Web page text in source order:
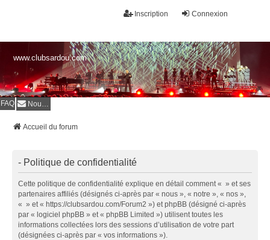
Connexion
Inscription
www.clubsardou.com
FAQ Nous contacter
Accueil du forum
- Politique de confidentialité
Cette politique de confidentialité explique en détail comment « » et ses
partenaires affiliés (désignés ci-après par « nous », « notre », « nos »,
« » et « https://clubsardou.com/Forum2 ») et phpBB (désigné ci-après
par « logiciel phpBB » et « phpBB Limited ») utilisent toutes les
informations collectées lors des sessions d’utilisation de votre part
(désignées ci-après par « vos informations »).